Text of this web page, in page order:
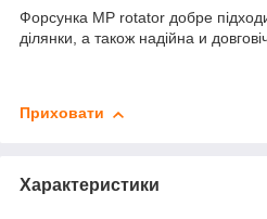
Форсунка MP rotator добре
ділянки, а також надійна и
Приховати
Характеристики